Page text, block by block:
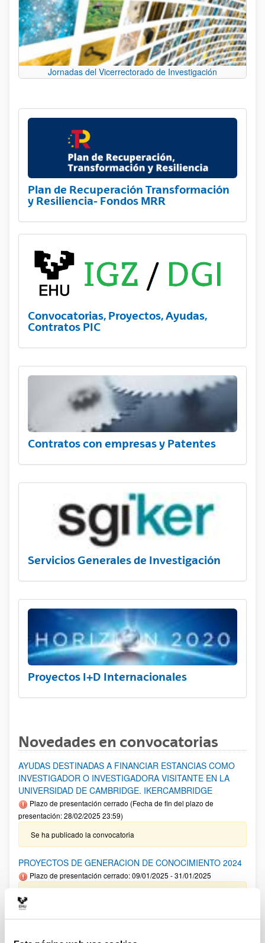
Jornadas del Vicerrectorado de Investigación
Plan de Recuperación Transformación
y Resiliencia- Fondos MRR
Convocatorias, Proyectos, Ayudas,
Contratos PIC
Contratos con empresas y Patentes
Servicios Generales de Investigación
Proyectos I+D Internacionales
Novedades en convocatorias
AYUDAS DESTINADAS A FINANCIAR ESTANCIAS COMO
INVESTIGADOR O INVESTIGADORA VISITANTE EN LA
UNIVERSIDAD DE CAMBRIDGE. IKERCAMBRIDGE
Plazo de presentación cerrado (Fecha de fin del plazo de
presentación: 28/02/2025 23:59)
Se ha publicado la convocatoria
PROYECTOS DE GENERACION DE CONOCIMIENTO 2024
Plazo de presentación cerrado: 09/01/2025 - 31/01/2025